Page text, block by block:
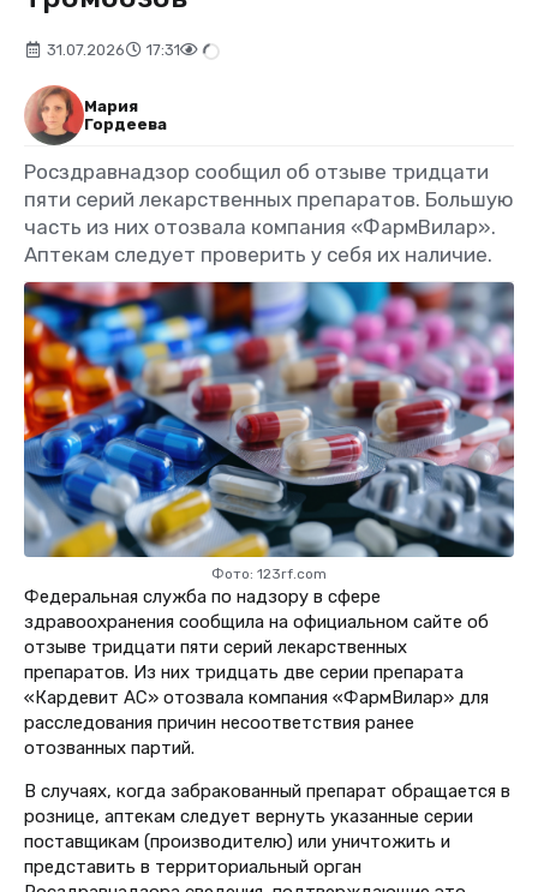
31.07.2026 17:31
Мария
Гордеева
Росздравнадзор сообщил об отзыве тридцати
пяти серий лекарственных препаратов. Большую
часть из них отозвала компания «ФармВилар».
Аптекам следует проверить у себя их наличие.
Фото: 123rf.com
Федеральная служба по надзору в сфере
здравоохранения сообщила на официальном сайте об
отзыве тридцати пяти серий лекарственных
препаратов. Из них тридцать две серии препарата
«Кардевит АС» отозвала компания «ФармВилар» для
расследования причин несоответствия ранее
отозванных партий.
В случаях, когда забракованный препарат обращается в
рознице, аптекам следует вернуть указанные серии
поставщикам (производителю) или уничтожить и
представить в территориальный орган